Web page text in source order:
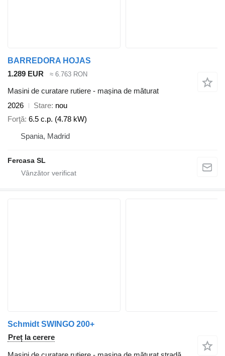
BARREDORA HOJAS
1.289 EUR
≈ 6.763 RON
Masini de curatare rutiere - mașina de măturat
2026
Stare nou
Forţă 6.5 c.p. (4.78 kW)
Spania, Madrid
Fercasa SL
Schmidt SWINGO 200+
Preț la cerere